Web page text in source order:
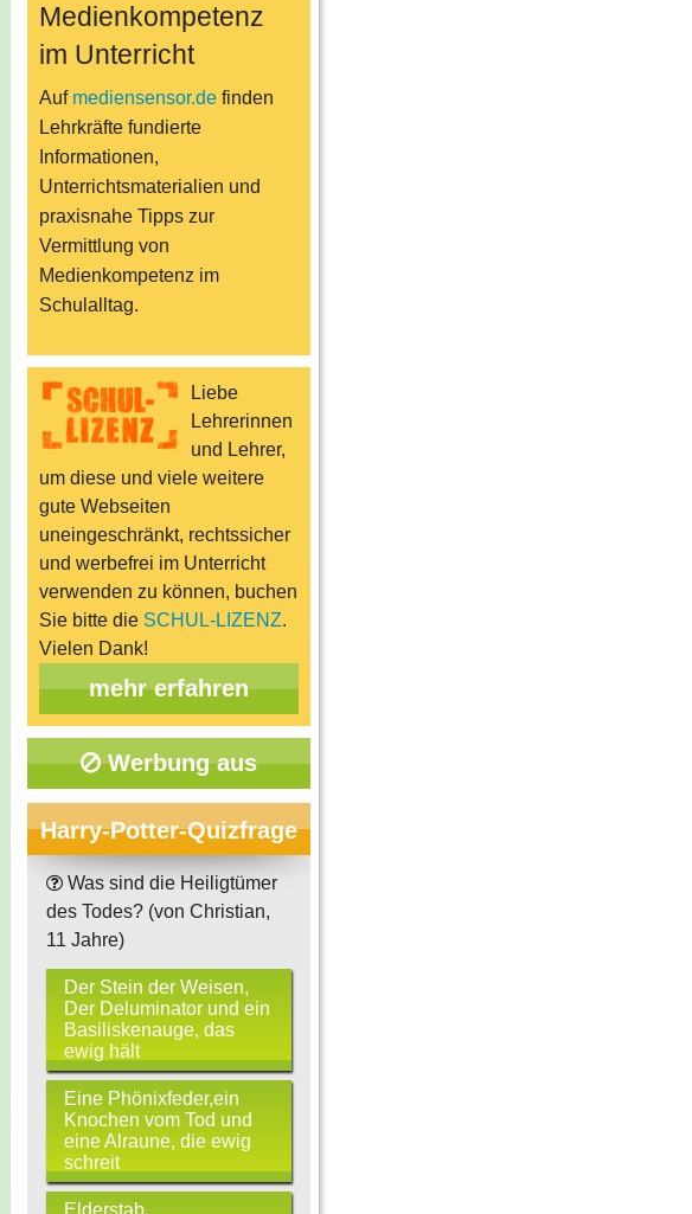
Medienkompetenz
im Unterricht
Auf mediensensor.definden
Lehrkräfte fundierte
Informationen,
Unterrichtsmaterialien und
praxisnahe Tipps zur
Vermittlung von
Medienkompetenz im
Schulalltag.
Liebe
Lehrerinnen
und Lehrer,
um diese und viele weitere
gute Webseiten
uneingeschränkt, rechtssicher
und werbefrei im Unterricht
verwenden zu können, buchen
Sie bitte die SCHUL-LIZENZ.
Vielen Dank!
mehr erfahren
Werbung aus
Harry-Potter-Quizfrage
Was sind die Heiligtümer
des Todes? (von Christian,
11 Jahre)
Der Stein der Weisen,
Der Deluminator und ein
Basiliskenauge, das
ewig hält
Eine Phönixfeder,ein
Knochen vom Tod und
eine Alraune, die ewig
schreit